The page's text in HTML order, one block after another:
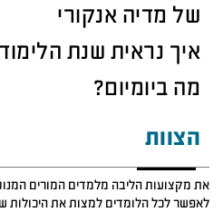
של מדיה אנקורי
איך נראית שנת
מה ביומיום?
הצוות
את מקצועות הליבה מלמדים המורים
לאפשר לכל הלומדים למצות את